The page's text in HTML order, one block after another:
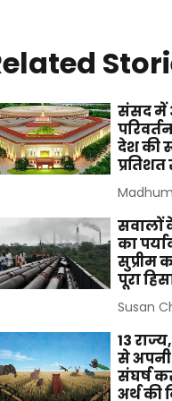
संसद में
देश की
सवालों
का
सुप्रीम
पूरा
Susan
13
से
संघर्ष
अर्थ की